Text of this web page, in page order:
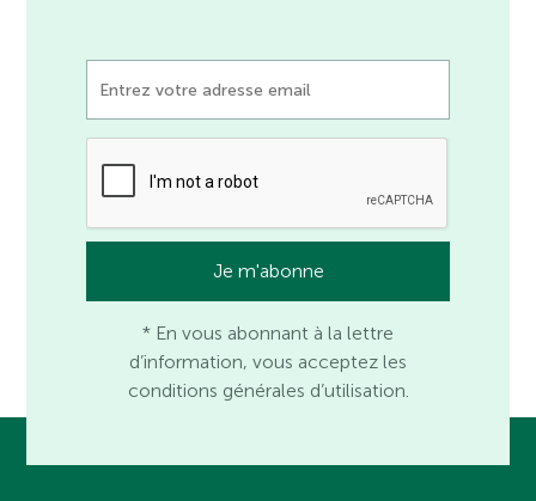
* En vous abonnant à la lettre
d’information, vous acceptez les
conditions générales d’utilisation.